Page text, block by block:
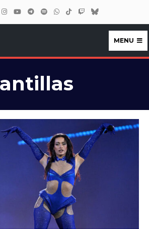
España
MENU
antillas